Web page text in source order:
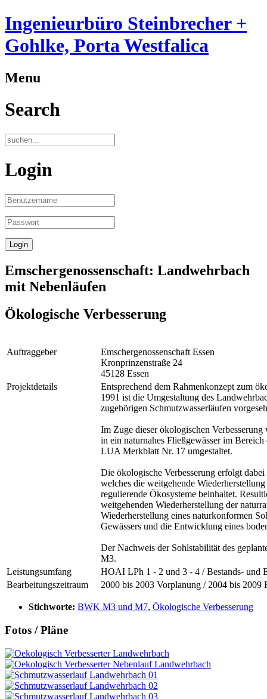
Ingenieurbüro Steinbrecher +
Gohlke, Porta Westfalica
Menu
Search
Login
Emschergenossenschaft: Landwehrbach
mit Nebenläufen
Ökologische Verbesserung
Auftraggeber
Emschergenossenschaft Essen
Kronprinzenstraße 24
45128 Essen
Projektdetails
Entsprechend dem Rahmenkonzept zum
1991 ist die Umgestaltung des
zugehörigen Schmutzwasserläufen
Im Zuge dieser ökologischen
in ein naturnahes Fließgewässer im
LUA Merkblatt Nr. 17 umgestaltet.
Die ökologische Verbesserung erfolgt
welches die weitgehende
regulierende Ökosysteme beinhaltet.
weitgehenden Wiederherstellung der
Wiederherstellung eines naturkonformen
Gewässers und die Entwicklung eines
Der Nachweis der Sohlstabilität des
M3.
Leistungsumfang
HOAI LPh 1 - 2 und 3 - 4 / Bestands- und
Bearbeitungszeitraum
2000 bis 2003 Vorplanung / 2004 bis
Stichworte: BWK M3 und M7, Ökologische Verbesserung
Fotos / Pläne